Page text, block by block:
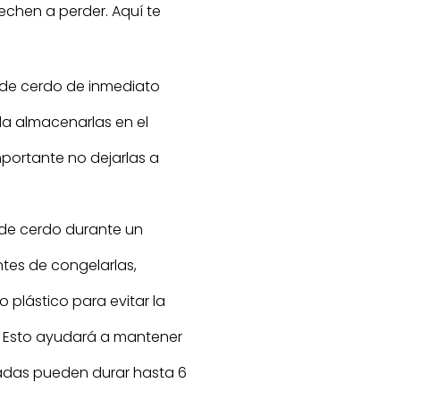
a perder. Aquí te
cerdo de inmediato
almacenarlas en el
no dejarlas a
cerdo durante un
de congelarlas,
plástico para evitar la
ayudará a mantener
pueden durar hasta 6